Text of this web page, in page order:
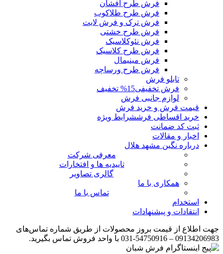
فرش طرح افشان
فرش طرح طلاکوب
فرش ترک و فرش لایت
فرش طرح خشتی
فرش نئوکلاسیک
فرش طرح کلاسیک
فرش مینیمال
فرش طرح ورساچه
تابلو فرش
فرش تخفیفی15% تخفیف
لوازم جانبی فرش
قیمت فرش و خرید فرش
خرید اقساطی فرششرایط ویژه
ثبت کد ضمانت
اخبار و مقالات
درباره نگین مشهد هلال
معرفی شرکت
تاییدیه ها و افتخارات
گالری تصاویر
همکاری با ما
تماس با ما
استخدام
انتقادات و پیشنهادات
جهت اطلاع از قیمت بروز محصولات از طریق شماره تماس‌‌های
09134206983 – 54750916-031 با واحد فروش تماس بگیرید.